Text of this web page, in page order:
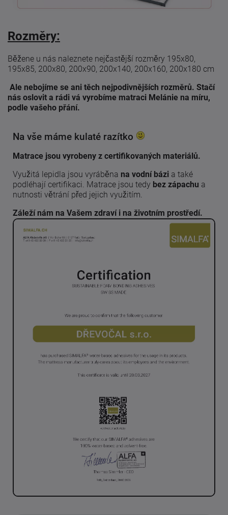
Rozměry:
Běžene u nás naleznete nejčastější rozměry 195x80,
195x85, 200x80, 200x90, 200x140, 200x160, 200x180 cm
Ale nebojíme se ani těch nejpodivnějších rozměrů. Stačí
nás oslovit a rádi vá vyrobíme matraci Melánie na míru,
podle vašeho přání.
Na vše máme kulaté razítko
Matrace jsou vyrobeny z certifikovaných materiálů.
Využitá lepidla jsou vyráběna na vodní bázi a také
podléhají certifikaci. Matrace jsou tedy bez zápachu a
nutnosti větrání před jejich využitím.
Záleží nám na Vašem zdraví i na životním prostředí.